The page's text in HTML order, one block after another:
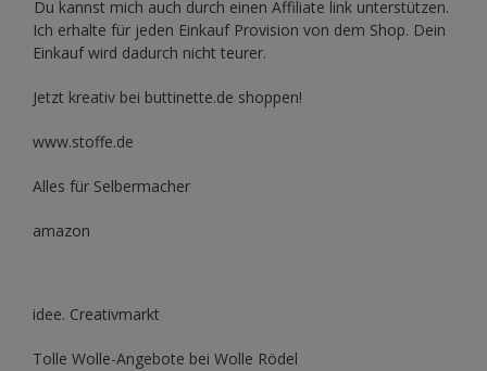
Du kannst mich auch durch einen Affiliate link unterstützen.
Ich erhalte für jeden Einkauf Provision von dem Shop. Dein
Einkauf wird dadurch nicht teurer.
Jetzt kreativ bei buttinette.de shoppen!
www.stoffe.de
Alles für Selbermacher
amazon
idee. Creativmarkt
Tolle Wolle-Angebote bei Wolle Rödel